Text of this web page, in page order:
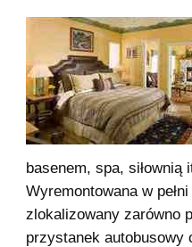
basenem, spa,
Wyremontowana w
zlokalizowany zarówno
przystanek